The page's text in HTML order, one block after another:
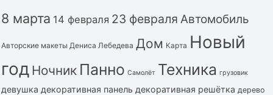
8 марта 14 февраля 23 февраля Автомобиль
Авторские макеты Дениса Лебедева Дом Карта Новый
год Ночник Панно Самолёт Техника грузовик
девушка декоративная панель декоративная решётка дерево